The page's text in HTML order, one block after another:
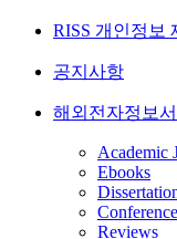
RISS 개인정보
공지사항
해외전자정보
Academic
Ebooks
Reviews